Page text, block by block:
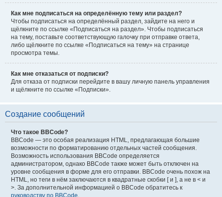
Как мне подписаться на определённую тему или раздел?
Чтобы подписаться на определённый раздел, зайдите на него и
щёлкните по ссылке «Подписаться на раздел». Чтобы подписаться
на тему, поставьте соответствующую галочку при отправке ответа,
либо щёлкните по ссылке «Подписаться на тему» на странице
просмотра темы.
Как мне отказаться от подписки?
Для отказа от подписки перейдите в вашу личную панель управления
и щёлкните по ссылке «Подписки».
Создание сообщений
Что такое BBCode?
BBCode — это особая реализация HTML, предлагающая большие
возможности по форматированию отдельных частей сообщения.
Возможность использования BBCode определяется
администратором, однако BBCode также может быть отключен на
уровне сообщения в форме для его отправки. BBCode очень похож на
HTML, но теги в нём заключаются в квадратные скобки [ и ], а не в < и
>. За дополнительной информацией о BBCode обратитесь к
руководству по BBCode.